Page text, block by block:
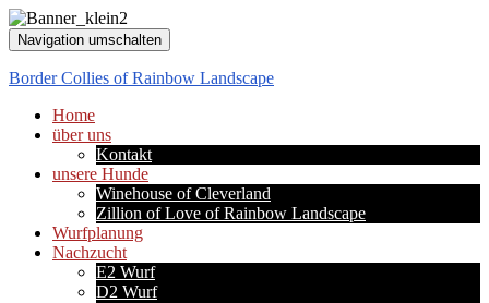
Navigation umschalten
Border Collies of Rainbow Landscape
Home
über uns
Kontakt
unsere Hunde
Winehouse of Cleverland
Zillion of Love of Rainbow Landscape
Wurfplanung
Nachzucht
E2 Wurf
D2 Wurf